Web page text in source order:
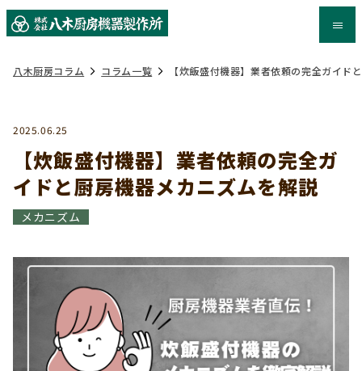
八木厨房コラム コラム一覧 【炊飯盛付機器】業者依頼の完全ガイド
2025.06.25
【炊飯盛付機器】業者依頼の完全ガ
イドと厨房機器メカニズムを解説
メカニズム